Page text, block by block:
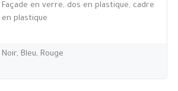
Façade en verre, dos en plastique, cadre
en plastique
Noir, Bleu, Rouge